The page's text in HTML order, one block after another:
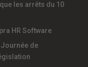
les arrêts du 10
HR Software
Journée de